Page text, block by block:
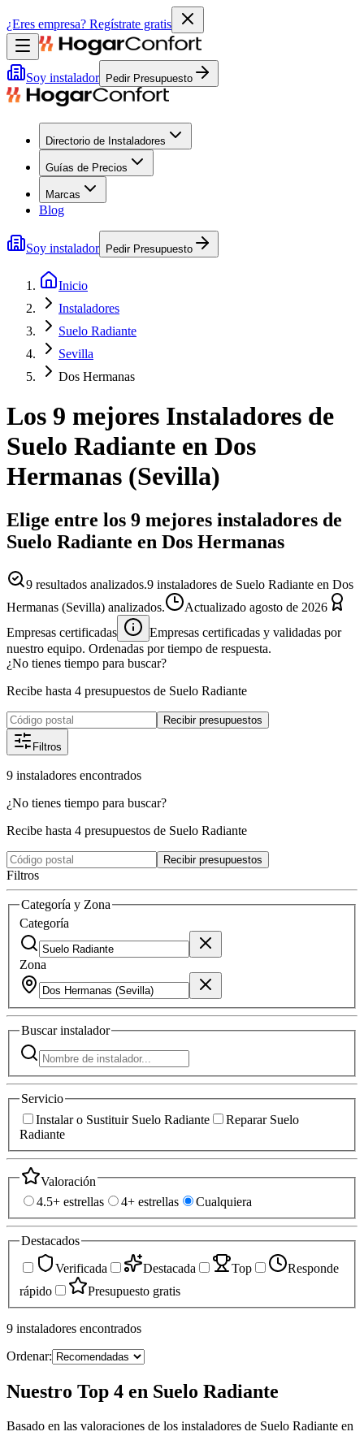
¿Eres empresa? Regístrate gratis
Soy instalador Pedir Presupuesto
Directorio de Instaladores
Guías de Precios
Marcas
Blog
Soy instalador Pedir Presupuesto
Inicio
Instaladores
Suelo Radiante
Sevilla
Dos Hermanas
Los 9 mejores Instaladores de
Suelo Radiante en Dos
Hermanas (Sevilla)
Elige entre los 9 mejores instaladores de
Suelo Radiante en Dos Hermanas
9 resultados analizados.9 instaladores de Suelo Radiante en Dos
Hermanas (Sevilla) analizados.
Actualizado agosto de 2026
Empresas certificadas
Empresas certificadas y validadas por
nuestro equipo. Ordenadas por tiempo de respuesta.
¿No tienes tiempo para buscar?
Recibe hasta 4 presupuestos de Suelo Radiante
Recibir presupuestos
Filtros
9 instaladores encontrados
¿No tienes tiempo para buscar?
Recibe hasta 4 presupuestos de Suelo Radiante
Recibir presupuestos
Filtros
Categoría y Zona
Categoría
Zona
Buscarinstalador
Servicio
Instalar o Sustituir Suelo Radiante
Reparar Suelo
Radiante
Valoración
4.5+ estrellas
4+ estrellas Cualquiera
Destacados
Verificada
Destacada Top
Responde
rápido
Presupuesto gratis
9 instaladores encontrados
Ordenar:
Nuestro Top 4 en Suelo Radiante
Basado en las valoraciones de los instaladores de Suelo Radiante en